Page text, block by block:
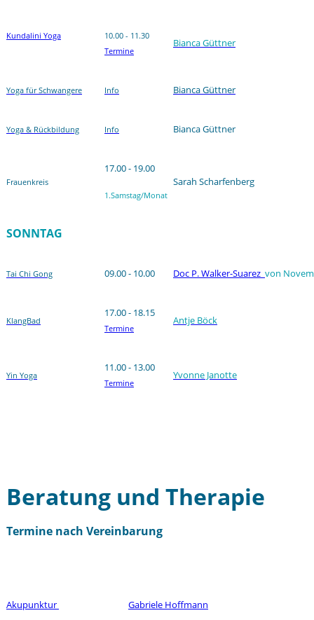
Kundalini Yoga
10.00 - 11.30
Termine
Bianca Güttner
Yoga für Schwangere Info Bianca Güttner
Yoga & Rückbildung Info Bianca Güttner
Frauenkreis
17.00 - 19.00
1.Samstag/Monat
Sarah Scharfenberg
SONNTAG
Tai Chi Gong 09.00 - 10.00 Doc P. Walker-Suarez von
KlangBad
17.00 - 18.15
Termine
Antje Böck
Yin Yoga
11.00 - 13.00
Termine
Yvonne Janotte
Beratung und Therapie
Termine nach Vereinbarung
Akupunktur Gabriele Hoffmann